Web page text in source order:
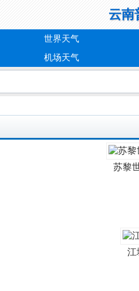
云南
世界天气
机场天气
苏黎
江